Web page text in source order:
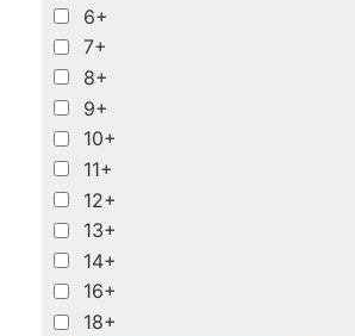
6+
7+
8+
9+
10+
11+
12+
13+
14+
16+
18+